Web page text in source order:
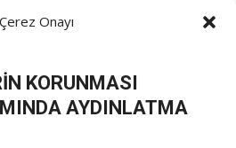
Çerez Onayı
KORUNMASI
AYDINLATMA
Sanayi Odası’nın yeni